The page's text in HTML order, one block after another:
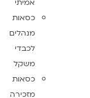
אמיתי
כסאות
מנהלים
לכבדי
משקל
כסאות
מזכירה